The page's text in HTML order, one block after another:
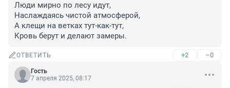
Люди мирно по лесу идут,
Наслаждаясь чистой атмосферой,
А клещи на ветках тут-как-тут,
Кровь берут и делают замеры.
ОТВЕТИТЬ +2 –0
Гость
7 апреля 2025, 08:17